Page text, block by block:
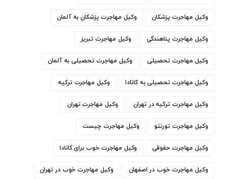
وکیل مهاجرت پزشکان وکیل مهاجرت پزشکان به آلمان
وکیل مهاجرت پناهندگی وکیل مهاجرت تبریز
وکیل مهاجرت تحصیلی وکیل مهاجرت تحصیلی به آلمان
وکیل مهاجرت تحصیلی به کانادا وکیل مهاجرت ترکیه
وکیل مهاجرت ترکیه در تهران وکیل مهاجرت تهران
وکیل مهاجرت تورنتو وکیل مهاجرت چیست
وکیل مهاجرت حقوقی وکیل مهاجرت خوب برای کانادا
وکیل مهاجرت خوب در اصفهان وکیل مهاجرت خوب در تهران